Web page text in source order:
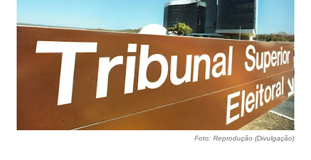
Foto: Reprodução (Divulgação)